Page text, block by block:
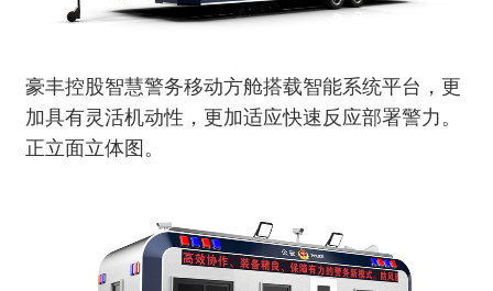
豪丰控股智慧警务移动方舱搭载智能系统平台，更
加具有灵活机动性，更加适应快速反应部署警力。
正立面立体图。